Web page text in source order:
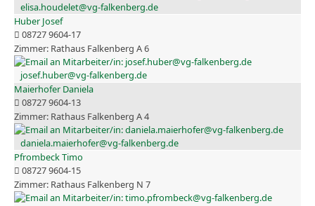
elisa.houdelet@vg-falkenberg.de
Huber Josef
08727 9604-17
Rathaus Falkenberg A 6
josef.huber@vg-falkenberg.de
Maierhofer Daniela
08727 9604-13
Rathaus Falkenberg A 4
daniela.maierhofer@vg-falkenberg.de
Pfrombeck Timo
08727 9604-15
Rathaus Falkenberg N 7